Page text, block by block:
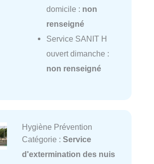
domicile : non
renseigné
Service SANIT H
ouvert dimanche :
non renseigné
Hygiène Prévention
Catégorie : Service
d'extermination des nuis